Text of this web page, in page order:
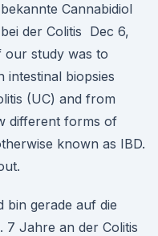
Cannabidiol
der Colitis Dec 6,
our study was to
intestinal biopsies
(UC) and from
different forms of
known as IBD.
bin gerade auf die
7 Jahre an der Colitis